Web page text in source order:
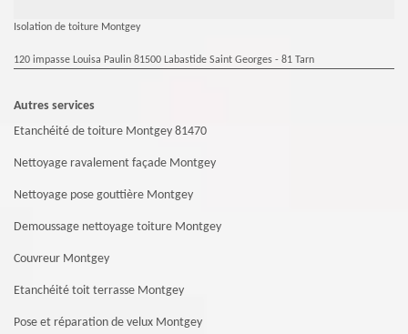
Isolation de toiture Montgey
120 impasse Louisa Paulin 81500 Labastide Saint Georges - 81 Tarn
Autres services
Etanchéité de toiture Montgey 81470
Nettoyage ravalement façade Montgey
Nettoyage pose gouttière Montgey
Demoussage nettoyage toiture Montgey
Couvreur Montgey
Etanchéité toit terrasse Montgey
Pose et réparation de velux Montgey